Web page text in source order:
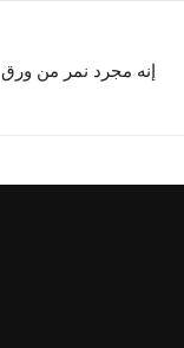
إنه مجرد نمر من ورق